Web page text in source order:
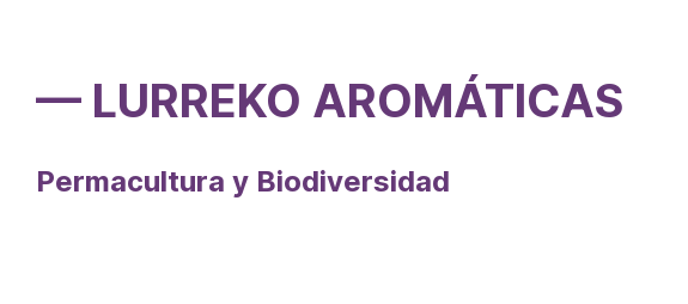
— LURREKO AROMÁTICAS
Permacultura y Biodiversidad